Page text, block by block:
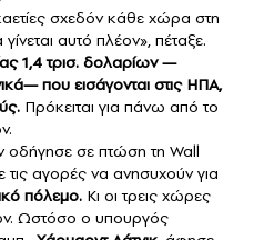
σχεδόν κάθε χώρα στη
αυτό πλέον», πέταξε.
1,4 τρισ. δολαρίων —
που εισάγονται στις ΗΠΑ,
Πρόκειται για πάνω από το
σε πτώση τη Wall
τις αγορές να ανησυχούν για
πόλεμο. Κι οι τρεις χώρες
Ωστόσο ο υπουργός